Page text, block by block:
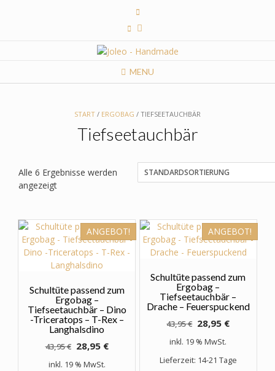
MENU
START / ERGOBAG / TIEFSEETAUCHBÄR
Tiefseetauchbär
Alle 6 Ergebnisse werden
angezeigt
ANGEBOT!
Schultüte passend zum
Ergobag –
Tiefseetauchbär – Dino
-Triceratops – T-Rex –
Langhalsdino
43,95€ Ursprünglicher
Preis
28,95 €Aktueller
inkl. 19 % MwSt.
ANGEBOT!
Schultüte passend zum
Ergobag –
Tiefseetauchbär –
Drache – Feuerspuckend
43,95€ Ursprünglicher
Preis
43,95 €
28,95 €Aktueller
28,95 €.
inkl. 19 % MwSt.
Lieferzeit: 14-21 Tage